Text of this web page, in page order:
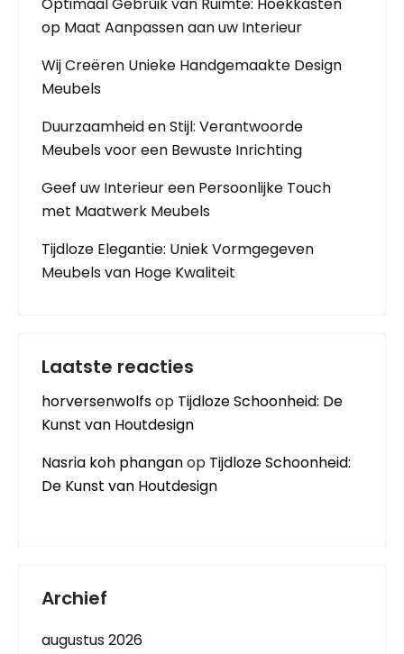
Optimaal Gebruik van Ruimte: Hoekkasten
op Maat Aanpassen aan uw Interieur
Wij Creëren Unieke Handgemaakte Design
Meubels
Duurzaamheid en Stijl: Verantwoorde
Meubels voor een Bewuste Inrichting
Geef uw Interieur een Persoonlijke Touch
met Maatwerk Meubels
Tijdloze Elegantie: Uniek Vormgegeven
Meubels van Hoge Kwaliteit
Laatste reacties
horversenwolfsop Tijdloze Schoonheid: De
Kunst van Houtdesign
Nasria koh phanganop Tijdloze Schoonheid:
De Kunst van Houtdesign
Archief
augustus 2026